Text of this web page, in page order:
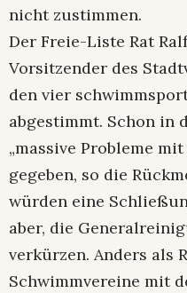
nicht zustimmen.
Der Freie-Liste Rat
Vorsitzender des
den vier
abgestimmt. Schon in
„massive Probleme
gegeben, so die
würden eine
aber, die
verkürzen. Anders als
Schwimmvereine mit